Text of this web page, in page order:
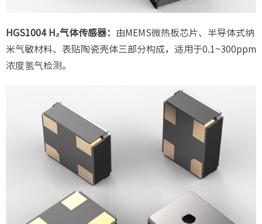
HGS1004 H₂气体传感器：
由MEMS微热板芯片、半导体式纳
米气敏材料、表贴陶瓷壳体三部分构成，适用于0.1~300ppm
浓度氢气检测。